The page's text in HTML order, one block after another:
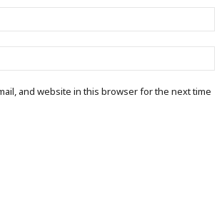
and website in this browser for the next time